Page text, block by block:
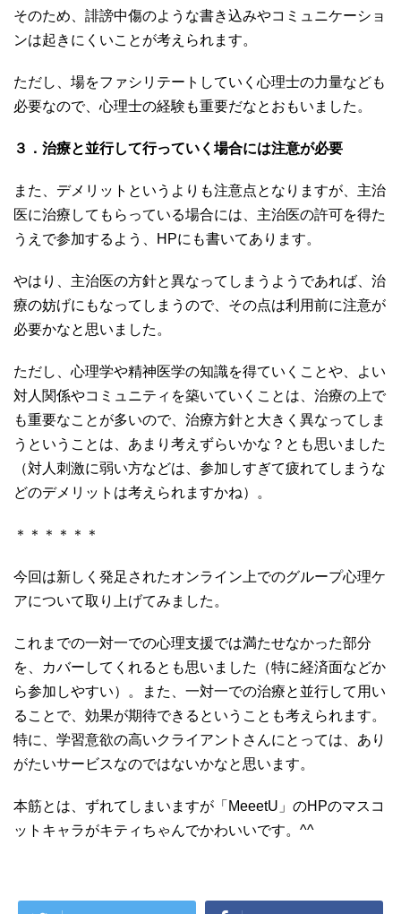
そのため、誹謗中傷のような書き込みやコミュニケーショ
ンは起きにくいことが考えられます。
ただし、場をファシリテートしていく心理士の力量なども
必要なので、心理士の経験も重要だなとおもいました。
３．治療と並行して行っていく場合には注意が必要
また、デメリットというよりも注意点となりますが、主治
医に治療してもらっている場合には、主治医の許可を得た
うえで参加するよう、HPにも書いてあります。
やはり、主治医の方針と異なってしまうようであれば、治
療の妨げにもなってしまうので、その点は利用前に注意が
必要かなと思いました。
ただし、心理学や精神医学の知識を得ていくことや、よい
対人関係やコミュニティを築いていくことは、治療の上で
も重要なことが多いので、治療方針と大きく異なってしま
うということは、あまり考えずらいかな？とも思いました
（対人刺激に弱い方などは、参加しすぎて疲れてしまうな
どのデメリットは考えられますかね）。
＊＊＊＊＊＊
今回は新しく発足されたオンライン上でのグループ心理ケ
アについて取り上げてみました。
これまでの一対一での心理支援では満たせなかった部分
を、カバーしてくれるとも思いました（特に経済面などか
ら参加しやすい）。また、一対一での治療と並行して用い
ることで、効果が期待できるということも考えられます。
特に、学習意欲の高いクライアントさんにとっては、あり
がたいサービスなのではないかなと思います。
本筋とは、ずれてしまいますが「MeeetU」のHPのマスコ
ットキャラがキティちゃんでかわいいです。^^